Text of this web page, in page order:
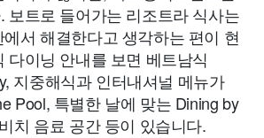
보트로 들어가는 리조트라 식사는
서 해결한다고 생각하는 편이 현
다이닝 안내를 보면 베트남식
지중해식과 인터내셔널 메뉴가
Pool, 특별한 날에 맞는 Dining by
치 음료 공간 등이 있습니다.